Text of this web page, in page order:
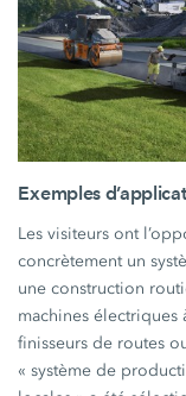
Exemples
Les visiteurs ont
concrètement un
une construction
machines électriques
finisseurs de routes
« système de